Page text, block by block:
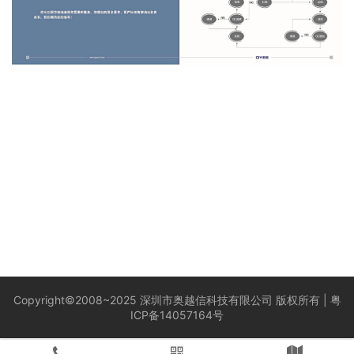
Copyright©2008~2025 深圳市奥越信科技有限公司 版权所有 | 粤
ICP备14057164号